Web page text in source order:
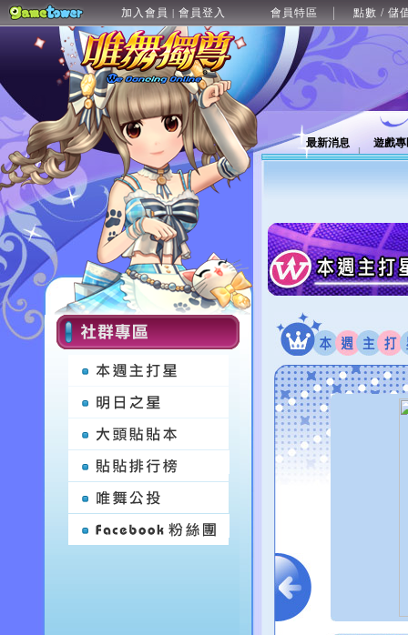
加入會員 | 會員登入 會員特區 點數 / 儲
最新消息 遊戲